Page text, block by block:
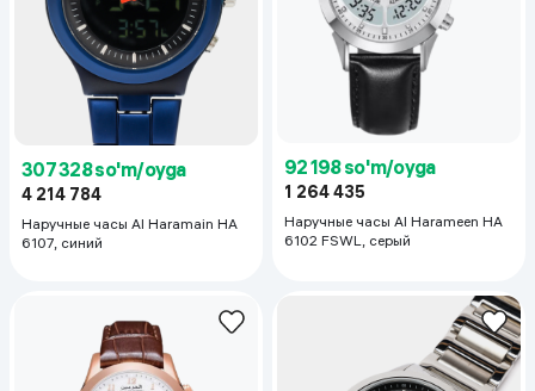
307 328 so'm/oyga
4 214 784
Наручные часы Al Haramain HA
6107, синий
92 198 so'm/oyga
1 264 435
Наручные часы Al Harameen HA
6102 FSWL, серый